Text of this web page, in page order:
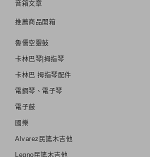
音箱文章
推薦商品開箱
魯儒空靈鼔
卡林巴琴|拇指琴
卡林巴 拇指琴配件
電鋼琴、電子琴
電子鼓
國樂
Alvarez民謠木吉他
Legno民謠木吉他